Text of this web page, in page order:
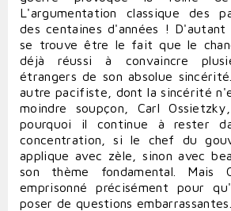
L'argumentation classique des
des centaines d'années !
se trouve être le fait que le
déjà réussi à convaincre
étrangers de son absolue
autre pacifiste, dont la sincérité
moindre soupçon, Carl
pourquoi il continue à rester
concentration, si le chef du
applique avec zèle, sinon avec
son thème fondamental. Mais
emprisonné précisément pour
poser de questions embarrassantes.